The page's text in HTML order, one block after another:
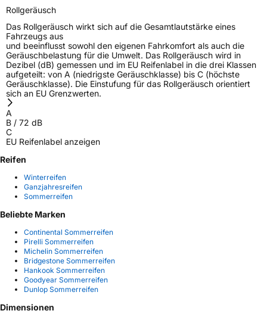
Rollgeräusch
Das Rollgeräusch wirkt sich auf die Gesamtlautstärke eines
Fahrzeugs aus
und beeinflusst sowohl den eigenen Fahrkomfort als auch die
Geräuschbelastung für die Umwelt. Das Rollgeräusch wird in
Dezibel (dB) gemessen und im EU Reifenlabel in die drei Klassen
aufgeteilt: von A (niedrigste Geräuschklasse) bis C (höchste
Geräuschklasse). Die Einstufung für das Rollgeräusch orientiert
sich an EU Grenzwerten.
A
B / 72 dB
C
EU Reifenlabel anzeigen
Reifen
Winterreifen
Ganzjahresreifen
Sommerreifen
Beliebte Marken
Continental Sommerreifen
Pirelli Sommerreifen
Michelin Sommerreifen
Bridgestone Sommerreifen
Hankook Sommerreifen
Goodyear Sommerreifen
Dunlop Sommerreifen
Dimensionen